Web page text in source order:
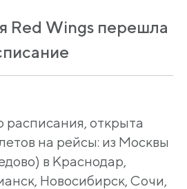
Red Wings перешла
расписания, открыта
на рейсы: из Москвы
в Краснодар,
Новосибирск, Сочи,